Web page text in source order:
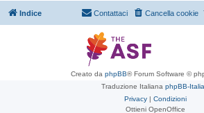
Indice Cancella cookie
Contattaci
Creato da phpBB® Forum Software ©
Traduzione Italiana phpBB-
Privacy | Condizioni
Ottieni OpenOffice